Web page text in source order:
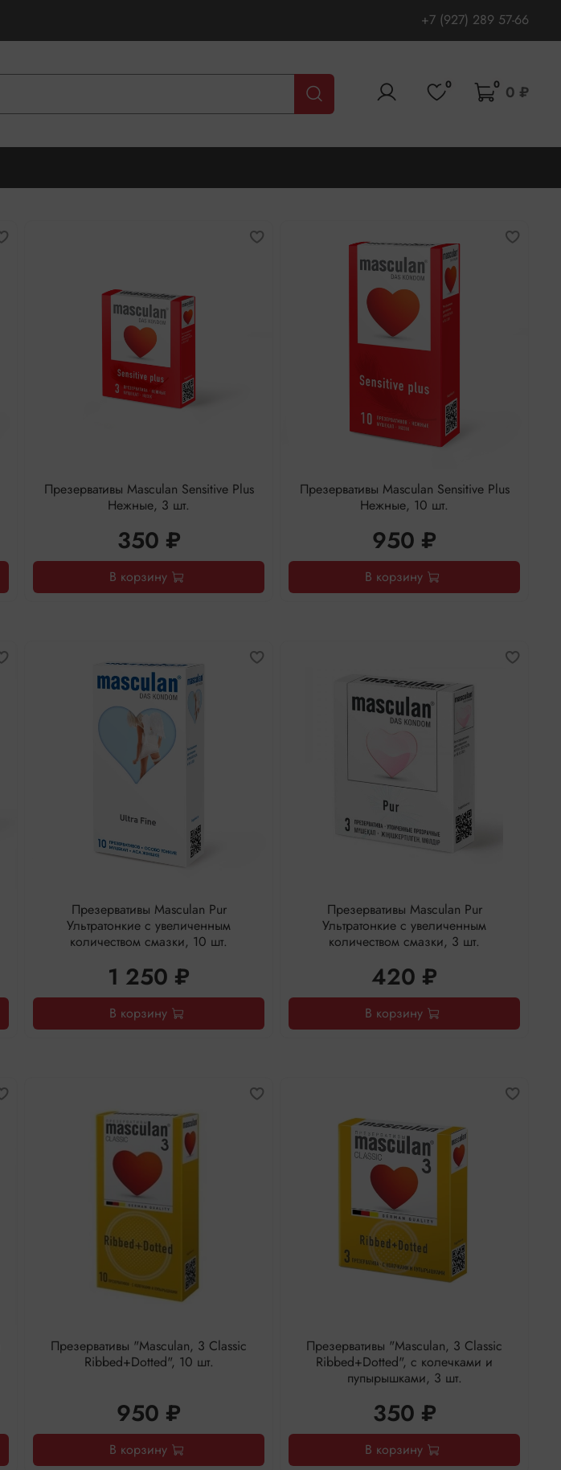
+7 (927) 289 57-66
0 0 0 ₽
Презервативы Masculan Sensitive Plus
Нежные, 3 шт.
350 ₽
В корзину
Презервативы Masculan Sensitive Plus
Нежные, 10 шт.
950 ₽
В корзину
Презервативы Masculan Pur
Ультратонкие с увеличенным
количеством смазки, 10 шт.
1 250 ₽
В корзину
Презервативы Masculan Pur
Ультратонкие с увеличенным
количеством смазки, 3 шт.
420 ₽
В корзину
Презервативы "Masculan, 3 Classic
Ribbed+Dotted", 10 шт.
950 ₽
В корзину
Презервативы "Masculan, 3 Classic
Ribbed+Dotted", с колечками и
пупырышками, 3 шт.
350 ₽
В корзину